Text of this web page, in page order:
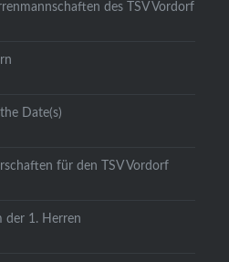
des TSV Vordorf
Date(s)
für den TSV Vordorf
der 1. Herren